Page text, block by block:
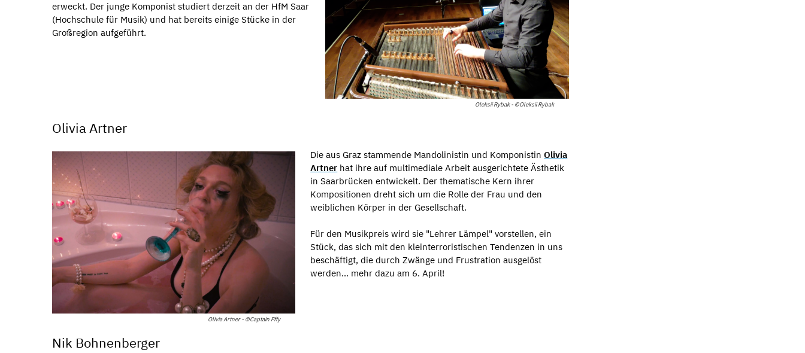
Oleksii Rybak - ©Oleksii Rybak
erweckt. Der junge Komponist studiert derzeit an der HfM Saar
(Hochschule für Musik) und hat bereits einige Stücke in der
Großregion aufgeführt.
Olivia Artner
Olivia Artner - ©Captain Fffy
Die aus Graz stammende Mandolinistin und KomponistinOlivia
Artner hat ihre auf multimediale Arbeit ausgerichtete Ästhetik
in Saarbrücken entwickelt. Der thematische Kern ihrer
Kompositionen dreht sich um die Rolle der Frau und den
weiblichen Körper in der Gesellschaft.
Für den Musikpreis wird sie "Lehrer Lämpel" vorstellen, ein
Stück, das sich mit den kleinterroristischen Tendenzen in uns
beschäftigt, die durch Zwänge und Frustration ausgelöst
werden... mehr dazu am 6. April!
Nik Bohnenberger